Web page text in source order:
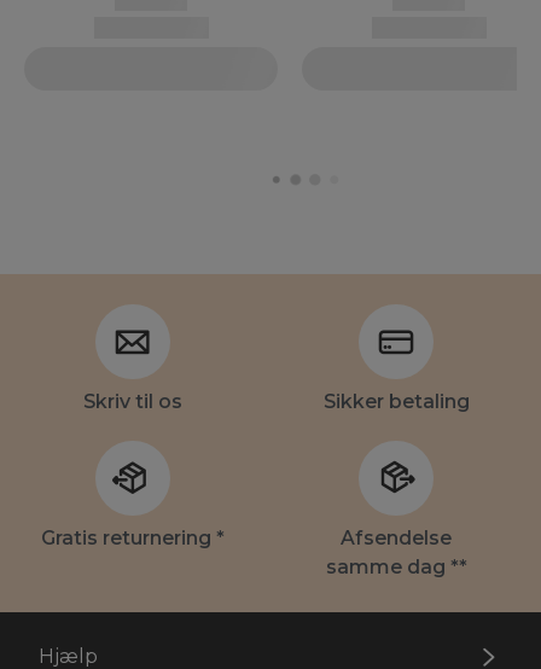
Skriv til os Sikker betaling
Gratis returnering *
Afsendelse
samme dag **
Hjælp